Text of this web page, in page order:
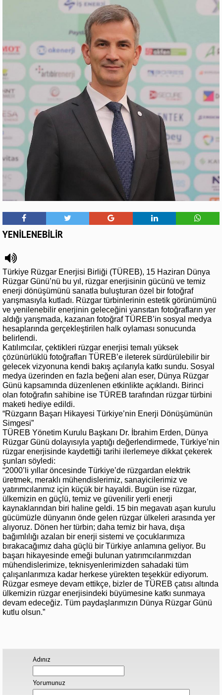
YENİLENEBİLİR
Türkiye Rüzgar Enerjisi Birliği (TÜREB), 15 Haziran Dünya
Rüzgar Günü’nü bu yıl, rüzgar enerjisinin gücünü ve temiz
enerji dönüşümünü sanatla buluşturan özel bir fotoğraf
yarışmasıyla kutladı. Rüzgar türbinlerinin estetik görünümünü
ve yenilenebilir enerjinin geleceğini yansıtan fotoğrafların yer
aldığı yarışmada, kazanan fotoğraf TÜREB’in sosyal medya
hesaplarında gerçekleştirilen halk oylaması sonucunda
belirlendi.
Katılımcılar, çektikleri rüzgar enerjisi temalı yüksek
çözünürlüklü fotoğrafları TÜREB’e ileterek sürdürülebilir bir
gelecek vizyonuna kendi bakış açılarıyla katkı sundu. Sosyal
medya üzerinden en fazla beğeni alan eser, Dünya Rüzgar
Günü kapsamında düzenlenen etkinlikte açıklandı. Birinci
olan fotoğrafın sahibine ise TÜREB tarafından rüzgar türbini
maketi hediye edildi.
“Rüzgarın Başarı Hikayesi Türkiye’nin Enerji Dönüşümünün
Simgesi”
TÜREB Yönetim Kurulu Başkanı Dr. İbrahim Erden, Dünya
Rüzgar Günü dolayısıyla yaptığı değerlendirmede, Türkiye’nin
rüzgar enerjisinde kaydettiği tarihi ilerlemeye dikkat çekerek
şunları söyledi:
“2000’li yıllar öncesinde Türkiye’de rüzgardan elektrik
üretmek, meraklı mühendislerimiz, sanayicilerimiz ve
yatırımcılarımız için küçük bir hayaldi. Bugün ise rüzgar,
ülkemizin en güçlü, temiz ve güvenilir yerli enerji
kaynaklarından biri haline geldi. 15 bin megavatı aşan kurulu
gücümüzle dünyanın önde gelen rüzgar ülkeleri arasında yer
alıyoruz. Dönen her türbin; daha temiz bir hava, dışa
bağımlılığı azalan bir enerji sistemi ve çocuklarımıza
bırakacağımız daha güçlü bir Türkiye anlamına geliyor. Bu
başarı hikayesinde emeği bulunan yatırımcılarımızdan
mühendislerimize, teknisyenlerimizden sahadaki tüm
çalışanlarımıza kadar herkese yürekten teşekkür ediyorum.
Rüzgar esmeye devam ettikçe, bizler de TÜREB çatısı altında
ülkemizin rüzgar enerjisindeki büyümesine katkı sunmaya
devam edeceğiz. Tüm paydaşlarımızın Dünya Rüzgar Günü
kutlu olsun.”
Adınız
Yorumunuz